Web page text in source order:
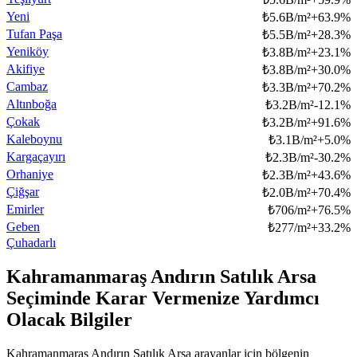
Yeni
₺5.6B/m²+63.9%
Tufan Paşa
₺5.5B/m²+28.3%
Yeniköy
₺3.8B/m²+23.1%
Akifiye
₺3.8B/m²+30.0%
Cambaz
₺3.3B/m²+70.2%
Altınboğa
₺3.2B/m²-12.1%
Çokak
₺3.2B/m²+91.6%
Kaleboynu
₺3.1B/m²+5.0%
Kargaçayırı
₺2.3B/m²-30.2%
Orhaniye
₺2.3B/m²+43.6%
Çiğşar
₺2.0B/m²+70.4%
Emirler
₺706/m²+76.5%
Geben
₺277/m²+33.2%
Çuhadarlı
Kahramanmaraş Andırın Satılık Arsa
Seçiminde Karar Vermenize Yardımcı
Olacak Bilgiler
Kahramanmaraş Andırın Satılık Arsa arayanlar için bölgenin